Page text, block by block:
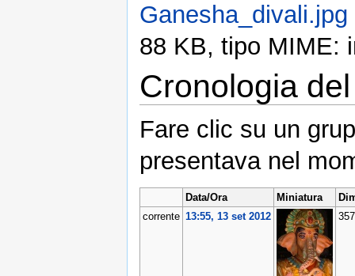
Ganesha_divali.jpg
88 KB, tipo MIME:
Cronologia
Fare clic su un
presentava nel
Data/Ora Miniatura
corrente 13:55, 13 set 2012